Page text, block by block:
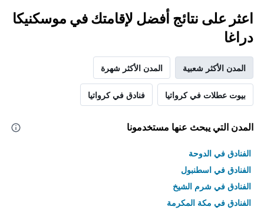
اعثر على نتائج أفضل لإقامتك في موسكنيكا
دراغا
المدن الأكثر شعبية المدن الأكثر شهرة
بيوت عطلات في كرواتيا فنادق في كرواتيا
المدن التي يبحث عنها مستخدمونا
الفنادق في الدوحة
الفنادق في اسطنبول
الفنادق في شرم الشيخ
الفنادق في مكة المكرمة